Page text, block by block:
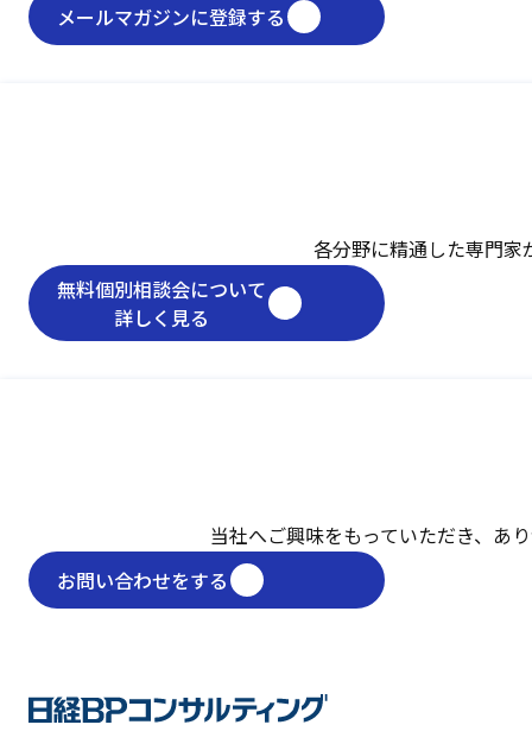
メールマガジンに登録する
各分野に精通した専門家
無料個別相談会について
詳しく見る
当社へご興味をもっていただき、 あ
お問い合わせをする